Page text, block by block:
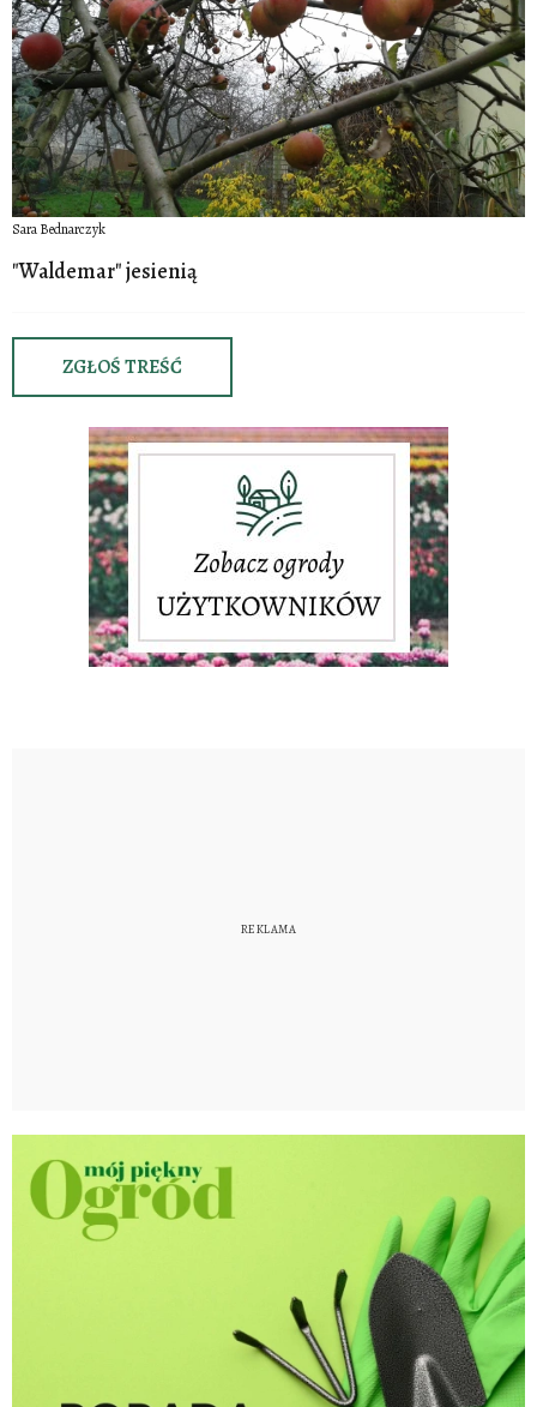
Sara Bednarczyk
"Waldemar" jesienią
ZGŁOŚ TREŚĆ